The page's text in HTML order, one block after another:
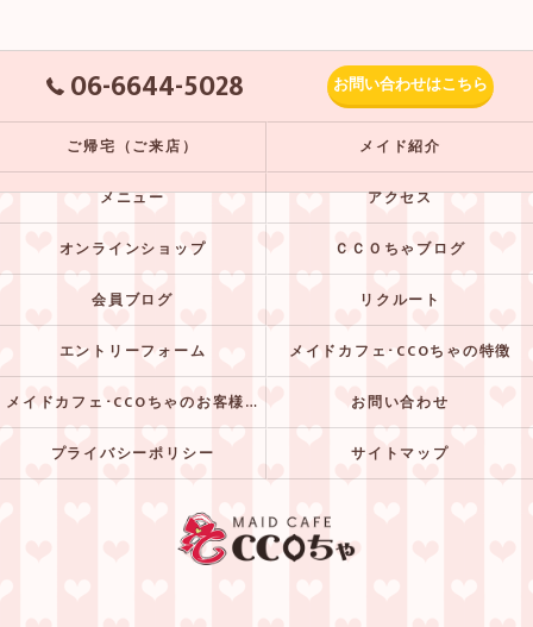
06-6644-5028 お問い合わせはこちら
ご帰宅（ご来店） メイド紹介
メニュー アクセス
オンラインショップ ＣＣＯちゃブログ
会員ブログ リクルート
エントリーフォーム メイドカフェ･CCOちゃの特徴
メイドカフェ･CCOちゃのお客様の声 お問い合わせ
プライバシーポリシー サイトマップ